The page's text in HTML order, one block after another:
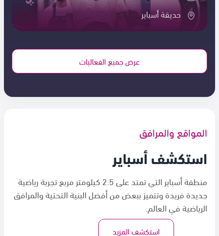
حديقة أسباير
عرض جميع الفعاليات
المواقع والمرافق
استكشف أسباير
منطقة أسباير التي تمتد على 2.5 كيلومتر مربع تجربة رياضية
جديدة فريدة وتتميز ببعض من أفضل البنية التحتية والمرافق
الرياضية في العالم.
استكشف المزيد